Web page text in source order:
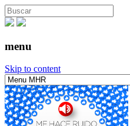
menu
Skip to content